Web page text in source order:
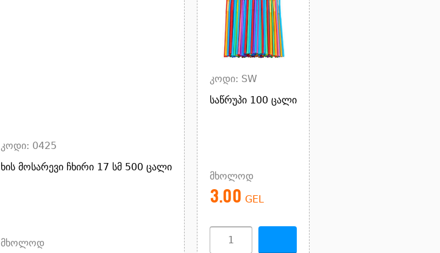
კოდი: 0425
ხის მოსარევი ჩხირი 17 სმ 500 ცალი
მხოლოდ
კოდი: SW
საწრუპი 100 ცალი
მხოლოდ
3.00 GEL